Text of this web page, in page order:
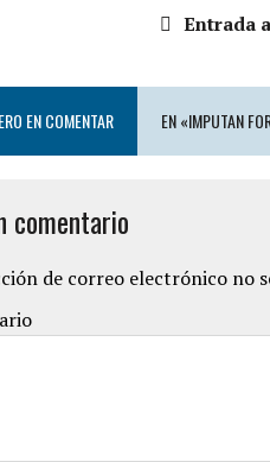
Entrada
EN COMENTAR EN «IMPUTAN
comentario
de correo electrónico no